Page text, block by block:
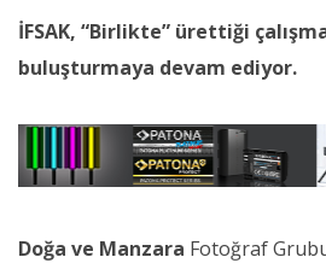
İFSAK, “Birlikte” ürettiği
buluşturmaya devam ediyor.
Doğa ve Manzara Fotoğraf